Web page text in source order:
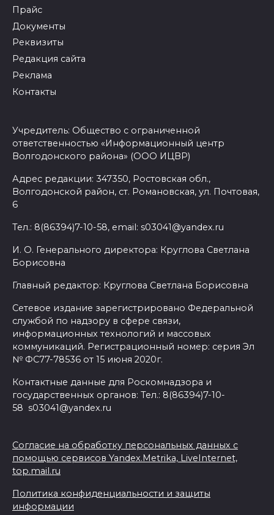
Прайс
Документы
Реквизиты
Редакция сайта
Реклама
Контакты
Учредитель: Общество с ограниченной
ответственностью «Информационный центр
Волгодонского района» (ООО ИЦВР)
Адрес редакции: 347350, Ростовская обл.,
Волгодонской район, ст. Романовская, ул. Почтовая,
6
Тел.: 8(86394)7-10-58, email: s03041@yandex.ru
И. О. Генерального директора: Круглова Светлана
Борисовна
Главный редактор: Круглова Светлана Борисовна
Сетевое издание зарегистрировано Федеральной
службой по надзору в сфере связи,
информационных технологий и массовых
коммуникаций. Регистрационный номер: серия Эл
№ ФС77-78536 от 15 июня 2020г.
Контактные данные для Роскомнадзора и
государственных органов: Тел.: 8(86394)7-10-
58 s03041@yandex.ru
Согласие на обработку персональных данных с
помощью сервисов Yandex.Metrika, LiveInternet,
top.mail.ru
Политика конфиденциальности и защиты
информации